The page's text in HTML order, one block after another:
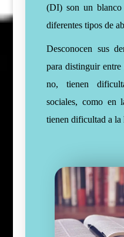
(DI) son un
diferentes tipos de
Desconocen sus
para distinguir
no, tienen
sociales, como en
tienen dificultad a la